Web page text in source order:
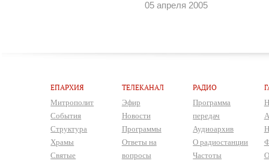
05 апреля 2005
ЕПАРХИЯ
Митрополит
События
Структура
Храмы
Святые
ТЕЛЕКАНАЛ
Эфир
Новости
Программы
Ответы на
вопросы
РАДИО
Программа
передач
Аудиоархив
О радиостанции
Частоты